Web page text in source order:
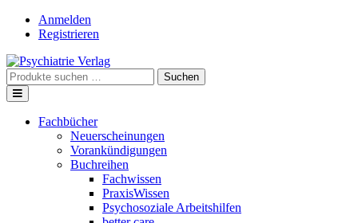
Skip
Anmelden
Registrieren
Suche
nach:
Suchen
Fachbücher
Neuerscheinungen
Vorankündigungen
Buchreihen
Fachwissen
PraxisWissen
Psychosoziale Arbeitshilfen